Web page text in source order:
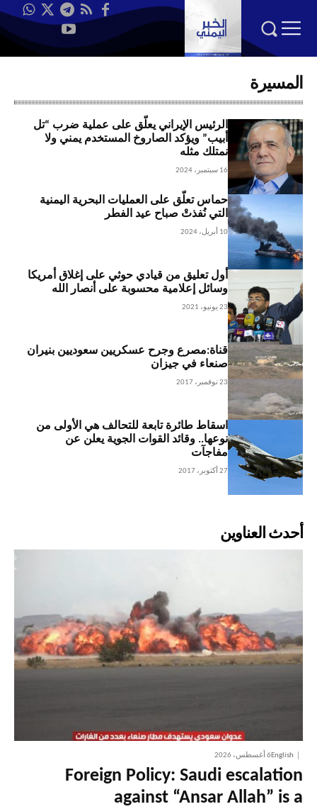
المسيرة
الرئيس الإيراني يعلّق على عملية ضرب “تل
أبيب” ويؤكد الصاروخ المستخدم يمني ولا
نمتلك مثله
16 سبتمبر، 2024
حماس تعلّق على العمليات البحرية اليمنية
التي نُفذتْ صباح عيد الفطر
10 أبريل، 2024
أول تعليق من قيادي حوثي على إغلاق أمريكا
وسائل إعلامية محسوبة على أنصار الله
23 يونيو، 2021
قناة:مصرع وجرح عسكريين سعوديين بنيران
صنعاء في جيزان
23 نوفمبر، 2017
اسقاط طائرة تابعة للتحالف هي الأولى من
نوعها.. وقائد القوات الجوية يعلن عن
مفاجآت
27 أكتوبر، 2017
أحدث العناوين
English6 أغسطس، 2026
Foreign Policy: Saudi escalation
against “Ansar Allah” is a